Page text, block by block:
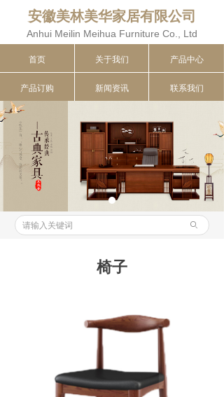
安徽美林美华家居有限公司
Anhui Meilin Meihua Furniture Co., Ltd
首页 关于我们 产品中心
产品订购 新闻资讯 联系我们
ꄙ
椅子